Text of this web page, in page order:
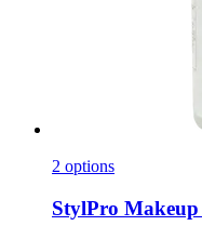
2 options
StylPro Makeup